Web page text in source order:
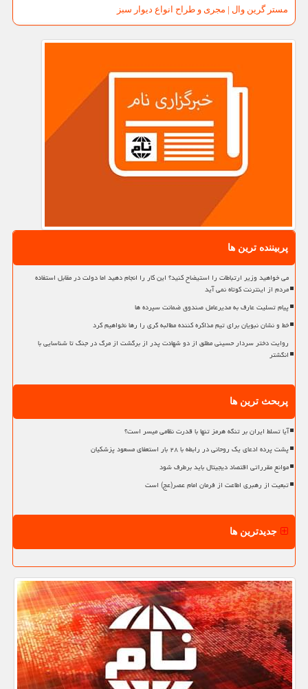
مستر گرین وال | مجری و طراح انواع دیوار سبز
پربیننده ترین ها
می خواهید وزیر ارتباطات را استیضاح کنید؟ این کار را انجام دهید اما دولت در مقابل استفاده
مردم از اینترنت کوتاه نمی آید
پیام تسلیت عارف به مدیرعامل صندوق ضمانت سپرده ها
خط و نشان نبویان برای تیم مذاکره کننده مطالبه گری را رها نخواهیم کرد
روایت دختر سردار حسینی مطلق از دو شهادت پدر از برگشت از مرگ در جنگ تا شناسایی با
انگشتر
پربحث ترین ها
آیا تسلط ایران بر تنگه هرمز تنها با قدرت نظامی میسر است؟
پشت پرده ادعای یک روحانی در رابطه با ۲۸ بار استعفای مسعود پزشکیان
موانع مقرراتی اقتصاد دیجیتال باید برطرف شود
تبعیت از رهبری اطاعت از فرمان امام عصر(عج) است
جدیدترین ها